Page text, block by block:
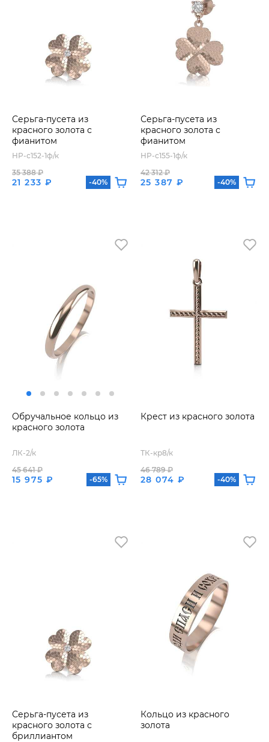
Серьга-пусета из
красного золота с
фианитом
HP-с152-1ф/к
21 233 ₽
35 388 ₽
-40%
Серьга-пусета из
красного золота с
фианитом
HP-с155-1ф/к
25 387 ₽
42 312 ₽
-40%
Обручальное кольцо из
красного золота
ЛК-2/к
15 975 ₽
45 641 ₽
-65%
Крест из красного золота
ТК-кр8/к
28 074 ₽
46 789 ₽
-40%
Серьга-пусета из
красного золота с
бриллиантом
Кольцо из красного
золота